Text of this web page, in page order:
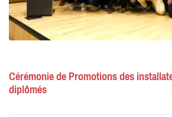
Cérémonie de Promotions des
diplômés